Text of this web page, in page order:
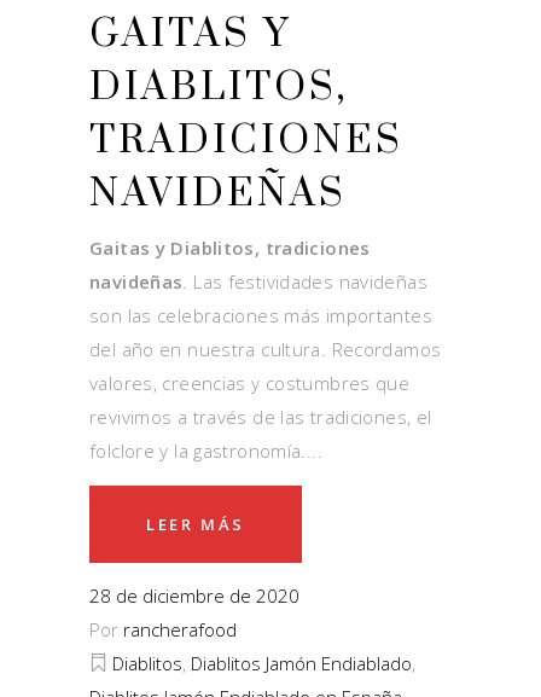
GAITAS Y
DIABLITOS,
TRADICIONES
NAVIDEÑAS
Gaitas y Diablitos, tradiciones
navideñas . Las festividades navideñas
son las celebraciones más importantes
del año en nuestra cultura. Recordamos
valores, creencias y costumbres que
revivimos a través de las tradiciones, el
folclore y la gastronomía.
LEER MÁS
28 de diciembre de 2020
Por rancherafood
Diablitos, Diablitos Jamón Endiablado,